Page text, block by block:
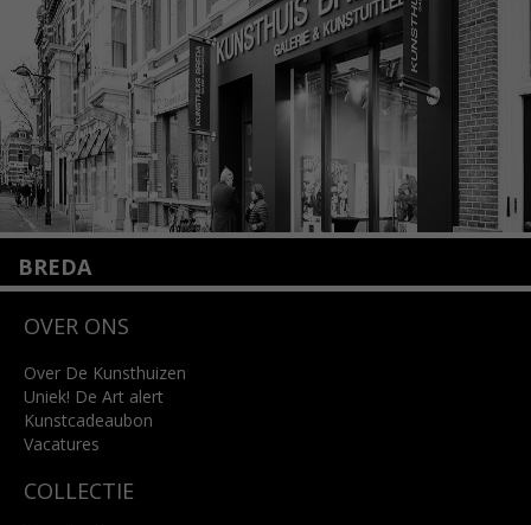
Lees meer
BREDA
4818 SB Breda
info@kunsthuisbreda.nl
Lees meer
OVER ONS
Over De Kunsthuizen
Uniek! De Art alert
Kunstcadeaubon
Vacatures
COLLECTIE